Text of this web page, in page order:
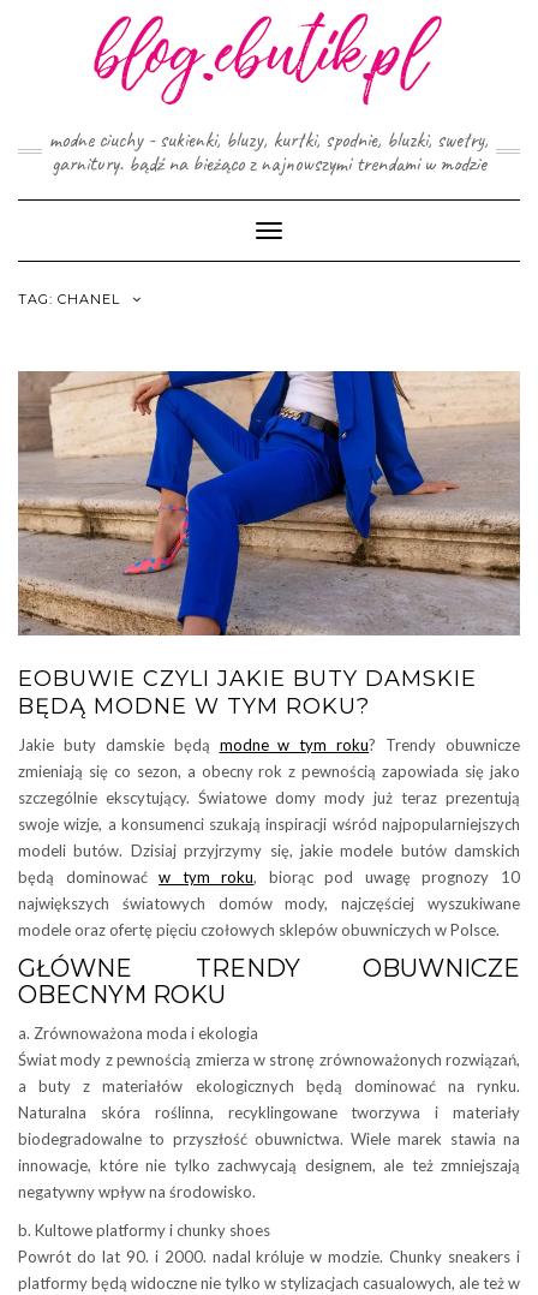
modne ciuchy - sukienki, bluzy, kurtki, spodnie, bluzki, swetry,
garnitury. bądź na bieżąco z najnowszymi trendami w modzie
Toggle
Navigation
TAG: CHANEL
EOBUWIE CZYLI JAKIE BUTY DAMSKIE
BĘDĄ MODNE W TYM ROKU?
Jakie buty damskie będą modne w tym roku? Trendy obuwnicze
zmieniają się co sezon, a obecny rok z pewnością zapowiada się jako
szczególnie ekscytujący. Światowe domy mody już teraz prezentują
swoje wizje, a konsumenci szukają inspiracji wśród najpopularniejszych
modeli butów. Dzisiaj przyjrzymy się, jakie modele butów damskich
będą dominowaćw tym roku, biorąc pod uwagę prognozy 10
największych światowych domów mody, najczęściej wyszukiwane
modele oraz ofertę pięciu czołowych sklepów obuwniczych w Polsce.
GŁÓWNE TRENDY OBUWNICZE
OBECNYM ROKU
a. Zrównoważona moda i ekologia
Świat mody z pewnością zmierza w stronę zrównoważonych rozwiązań,
a buty z materiałów ekologicznych będą dominować na rynku.
Naturalna skóra roślinna, recyklingowane tworzywa i materiały
biodegradowalne to przyszłość obuwnictwa. Wiele marek stawia na
innowacje, które nie tylko zachwycają designem, ale też zmniejszają
negatywny wpływ na środowisko.
b. Kultowe platformy i chunky shoes
Powrót do lat 90. i 2000. nadal króluje w modzie. Chunky sneakers i
platformy będą widoczne nie tylko w stylizacjach casualowych, ale też w